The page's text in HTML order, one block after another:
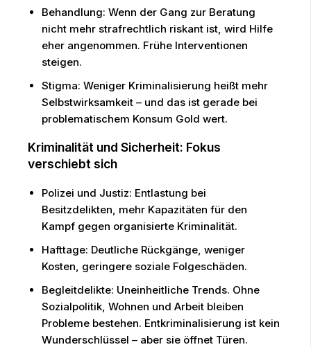
Behandlung: Wenn der Gang zur Beratung
nicht mehr strafrechtlich riskant ist, wird Hilfe
eher angenommen. Frühe Interventionen
steigen.
Stigma: Weniger Kriminalisierung heißt mehr
Selbstwirksamkeit – und das ist gerade bei
problematischem Konsum Gold wert.
Kriminalität und Sicherheit: Fokus
verschiebt sich
Polizei und Justiz: Entlastung bei
Besitzdelikten, mehr Kapazitäten für den
Kampf gegen organisierte Kriminalität.
Hafttage: Deutliche Rückgänge, weniger
Kosten, geringere soziale Folgeschäden.
Begleitdelikte: Uneinheitliche Trends. Ohne
Sozialpolitik, Wohnen und Arbeit bleiben
Probleme bestehen. Entkriminalisierung ist kein
Wunderschlüssel – aber sie öffnet Türen.